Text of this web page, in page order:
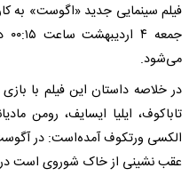
فیلم سینمایی جدید «اگوست» به‌
می‌شود.
در خلاصه‌ داستان این فیلم با بازی
تاباکوف، ایلیا ایسایف، رومن
عقب نشینی از خاک شوروی است در